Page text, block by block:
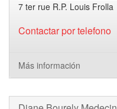
7 ter rue R.P. Louis Frolla
Contactar por telefono
Más información